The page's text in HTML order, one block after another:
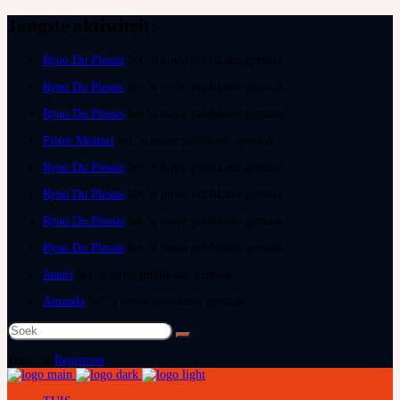
Ryno Du Plessis
Ryno Du Plessis
Ryno Du Plessis
Pieter Mostert
Ryno Du Plessis
Ryno Du Plessis
Ryno Du Plessis
Ryno Du Plessis
Juanri
Amanda
Soek
na:
Registreer